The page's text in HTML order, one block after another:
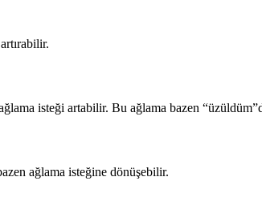
isteği artabilir. Bu ağlama bazen
ağlama isteğine dönüşebilir.